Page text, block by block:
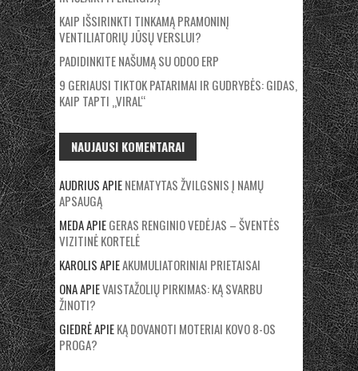
KAIP IŠSIRINKTI TINKAMĄ PRAMONINĮ
VENTILIATORIŲ JŪSŲ VERSLUI?
PADIDINKITE NAŠUMĄ SU ODOO ERP
9 GERIAUSI TIKTOK PATARIMAI IR GUDRYBĖS: GIDAS,
KAIP TAPTI „VIRAL“
NAUJAUSI KOMENTARAI
AUDRIUSAPIENEMATYTAS ŽVILGSNIS Į NAMŲ
APSAUGĄ
MEDAAPIEGERAS RENGINIO VEDĖJAS – ŠVENTĖS
VIZITINĖ KORTELĖ
KAROLISAPIEAKUMULIATORINIAI PRIETAISAI
ONAAPIEVAISTAŽOLIŲ PIRKIMAS: KĄ SVARBU
ŽINOTI?
GIEDRĖAPIEKĄ DOVANOTI MOTERIAI KOVO 8-OS
PROGA?